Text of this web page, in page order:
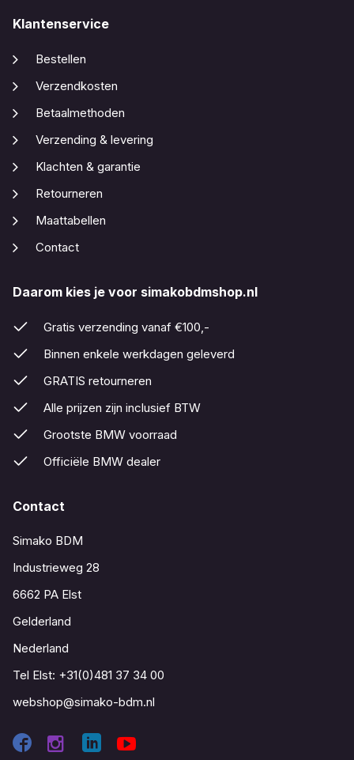
Klantenservice
Bestellen
Verzendkosten
Betaalmethoden
Verzending & levering
Klachten & garantie
Retourneren
Maattabellen
Contact
Daarom kies je voor simakobdmshop.nl
Gratis verzending vanaf €100,-
Binnen enkele werkdagen geleverd
GRATIS retourneren
Alle prijzen zijn inclusief BTW
Grootste BMW voorraad
Officiële BMW dealer
Contact
Simako BDM
Industrieweg 28
6662 PA Elst
Gelderland
Nederland
Tel Elst: +31(0)481 37 34 00
webshop@simako-bdm.nl